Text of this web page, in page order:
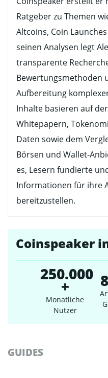
Ratgeber zu Themen
Altcoins, Coin
seinen Analysen legt
transparente
Bewertungsmethoden
Aufbereitung
Inhalte basieren auf
Whitepapern,
Daten sowie dem
Börsen und Wallet-
es, Lesern fundierte
Informationen für ihre
bereitzustellen.
Coinspeaker
250.000
+
Monatliche
Nutzer
GUIDES